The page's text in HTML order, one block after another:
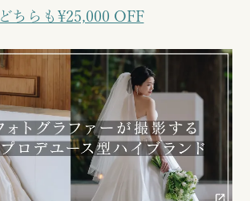
どちらも¥25,000 OFF